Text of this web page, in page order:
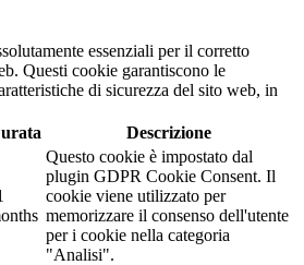
essenziali per il corretto
Questi cookie garantiscono le
di sicurezza del sito web, in
Descrizione
Questo cookie è impostato dal
plugin GDPR Cookie Consent. Il
cookie viene utilizzato per
memorizzare il consenso dell'utente
per i cookie nella categoria
"Analisi".